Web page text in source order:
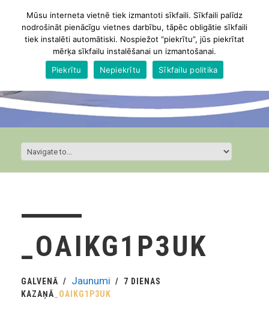
_OAIKG1P3UK
GALVENĀ Jaunumi
7 DIENAS
KAZAŅĀ _OAIKG1P3UK
Mūsu interneta vietnē tiek izmantoti sīkfaili. Sīkfaili palīdz
nodrošināt pienācīgu vietnes darbību, tāpēc obligātie sīkfaili
tiek instalēti automātiski. Nospiežot “piekrītu”, jūs piekrītat
mērķa sīkfailu instalēšanai un izmantošanai.
Piekrītu
Nepiekrītu Sīkfailu politika